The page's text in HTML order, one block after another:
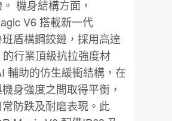
機身結構方面，
V6 搭載新一代
盾構鋼鉸鏈，採用高達
行業頂級抗拉強度材
輔助的仿生緩衝結構，在
身強度之間取得平衡，
防跌及耐磨表現。此